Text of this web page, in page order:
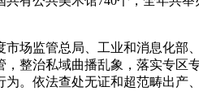
监管总局、工业和消息化部
整治私域曲播乱象，落实专
。依法查处无证和超范畴出